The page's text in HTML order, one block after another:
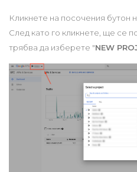
Кликнете на посочения бутон
След като го кликнете, ще се
трябва да изберете "NEW